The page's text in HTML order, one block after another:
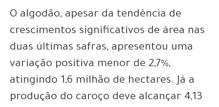
O algodão, apesar da tendência de
crescimentos significativos de área nas
duas últimas safras, apresentou uma
variação positiva menor de 2,7%,
atingindo 1,6 milhão de hectares. Já a
produção do caroço deve alcançar 4,13